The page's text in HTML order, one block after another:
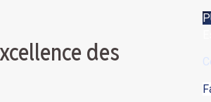
des